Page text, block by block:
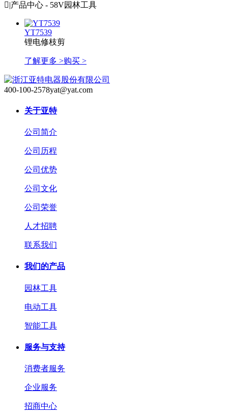
 产品中心 - 58V园林工具
YT7539
锂电修枝剪
了解更多 >购买 >
400-100-2578yat@yat.com
关于亚特
公司简介
公司历程
公司优势
公司文化
公司荣誉
人才招聘
联系我们
我们的产品
园林工具
电动工具
智能工具
服务与支持
消费者服务
企业服务
招商中心